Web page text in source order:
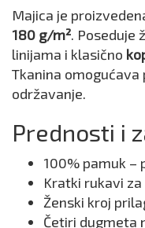
Majica je
180 g/m². Poseduje
linijama i klasično
Tkanina omogućava
održavanje.
Prednosti i
100% pamuk –
Kratki rukavi
Ženski kroj
Četiri dugmeta